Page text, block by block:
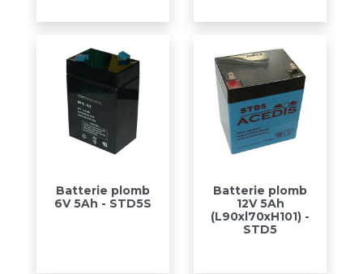
Batterie plomb
6V 5Ah - STD5S
Batterie plomb
12V 5Ah
(L90xl70xH101) -
STD5